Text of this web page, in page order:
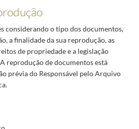
considerando o tipo dos documentos,
a finalidade da sua reprodução, as
de propriedade e a legislação
reprodução de documentos está
prévia do Responsável pelo Arquivo